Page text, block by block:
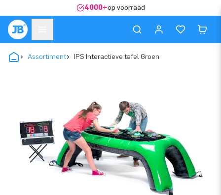
4000+op voorraad
Assortiment IPS Interactieve tafel Groen